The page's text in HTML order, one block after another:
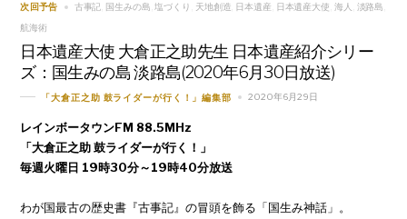
次回予告 古事記 国生みの島 塩づくり 天地創造 日本遺産 日本遺産大使 海人 淡路島
航海術
日本遺産大使 大倉正之助先生 日本遺産紹介シリー
ズ：国生みの島 淡路島(2020年6月30日放送)
「大倉正之助 鼓ライダーが行く！」編集部 2020年6月29日
レインボータウンFM 88.5MHz
「大倉正之助 鼓ライダーが行く！」
毎週火曜日 19時30分～19時40分放送
わが国最古の歴史書『古事記』の冒頭を飾る「国生み神話」。